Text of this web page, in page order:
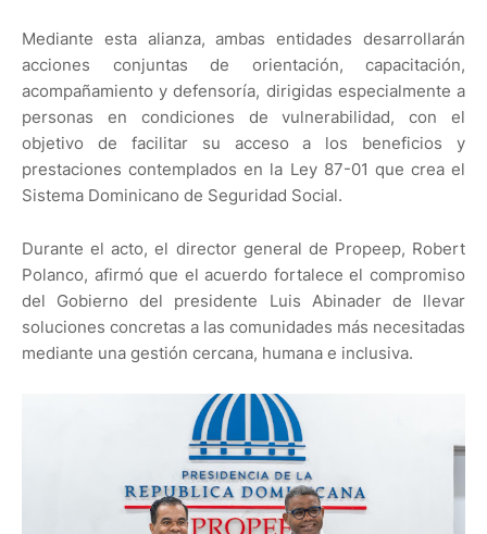
Mediante esta alianza, ambas entidades desarrollarán
acciones conjuntas de orientación, capacitación,
acompañamiento y defensoría, dirigidas especialmente a
personas en condiciones de vulnerabilidad, con el
objetivo de facilitar su acceso a los beneficios y
prestaciones contemplados en la Ley 87-01 que crea el
Sistema Dominicano de Seguridad Social.
Durante el acto, el director general de Propeep, Robert
Polanco, afirmó que el acuerdo fortalece el compromiso
del Gobierno del presidente Luis Abinader de llevar
soluciones concretas a las comunidades más necesitadas
mediante una gestión cercana, humana e inclusiva.